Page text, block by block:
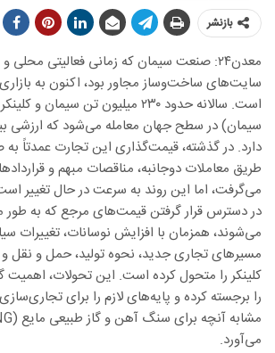
بازنشر
معدن۲۴: صنعت سیمان که زمانی فعالیتی
سایت‌های ساخت‌وساز مجاور بود، اکنون به
است. سالانه حدود ۲۳۰ میلیون تن
دارد. در گذشته، قیمت‌گذاری این تجارت عمدتاً
طریق معاملات دوجانبه، مناقصات مبهم و
می‌گرفت، اما این روند به سرعت در حال تغییر
در دسترس قرار گرفتن قیمت‌های مرجع که به طور
می‌شوند، همزمان با افزایش نوسانات، تغییرات
مسیرهای تجاری جدید، نحوه تولید، حمل و نقل
کلینکر را متحول کرده است. این تحولات،
را برجسته کرده و پایه‌های لازم را برای
می‌آورد.